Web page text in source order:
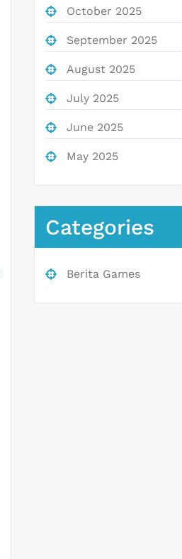
October 2025
September 2025
August 2025
July 2025
June 2025
May 2025
Categories
Berita Games